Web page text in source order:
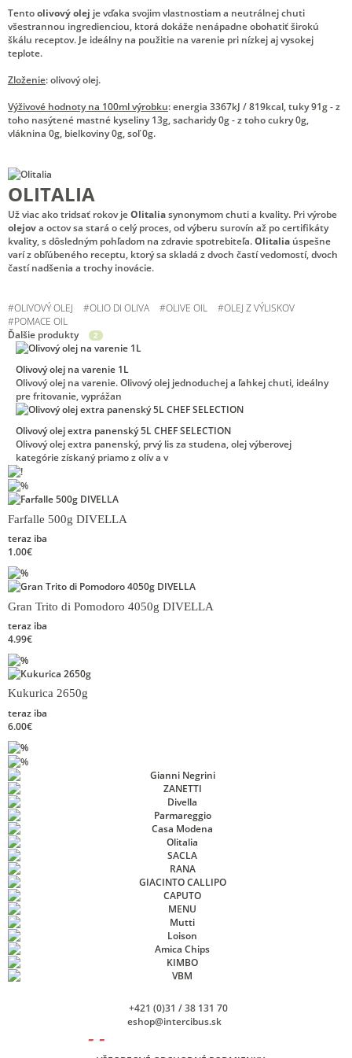
Tentoolivový olej je vďaka svojim vlastnostiam a neutrálnej chuti
všestrannou ingredienciou, ktorá dokáže nenápadne obohatiť širokú
škálu receptov. Je ideálny na použitie na varenie pri nízkej aj vysokej
teplote.
Zloženie: olivový olej.
Výživové hodnoty na 100ml výrobku: energia 3367kJ / 819kcal, tuky 91g - z
toho nasýtené mastné kyseliny 13g, sacharidy 0g - z toho cukry 0g,
vláknina 0g, bielkoviny 0g, soľ 0g.
OLITALIA
Už viac ako tridsať rokov jeOlitaliasynonymom chuti a kvality. Pri výrobe
olejova octov sa stará o celý proces, od výberu surovín až po certifikáty
kvality, s dôsledným pohľadom na zdravie spotrebiteľa.Olitalia úspešne
varí z obľúbeného receptu, ktorý sa skladá z dvoch častí vedomostí, dvoch
častí nadšenia a trochy inovácie.
#OLIVOVÝ OLEJ #OLIO DI OLIVA #OLIVE OIL #OLEJ Z VÝLISKOV
#POMACE OIL
Ďalšie produkty
2
Olivový olej na varenie 1L
Olivový olej na varenie. Olivový olej jednoduchej a ľahkej chuti, ideálny
pre fritovanie, vyprážan
Olivový olej extra panenský 5L CHEF SELECTION
Olivový olej extra panenský, prvý lis za studena, olej výberovej
kategórie získaný priamo z olív a v
Farfalle 500g DIVELLA
teraz iba
1.00€
Gran Trito di Pomodoro 4050g DIVELLA
teraz iba
4.99€
Kukurica 2650g
teraz iba
6.00€
+421 (0)31 / 38 131 70
eshop@intercibus.sk
- -